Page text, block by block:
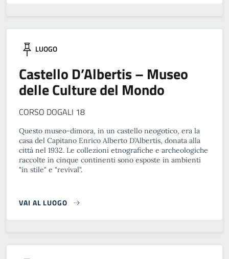
LUOGO
Castello D’Albertis – Museo
delle Culture del Mondo
CORSO DOGALI 18
Questo museo-dimora, in un castello neogotico, era la
casa del Capitano Enrico Alberto D’Albertis, donata alla
città nel 1932. Le collezioni etnografiche e archeologiche
raccolte in cinque continenti sono esposte in ambienti
"in stile" e "revival".
VAI AL LUOGO